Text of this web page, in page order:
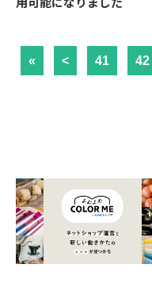
用可能になりました
« < 41 42